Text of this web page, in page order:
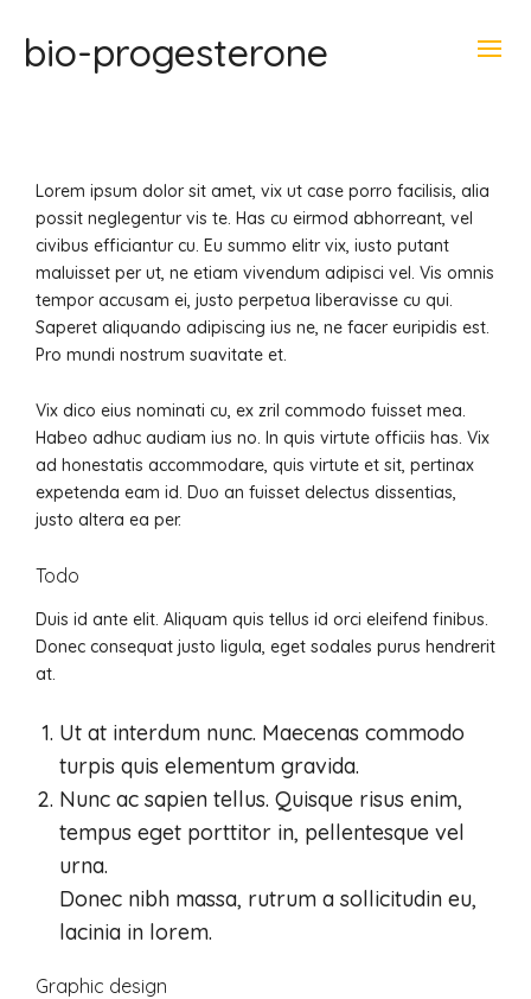
bio-progesterone
Lorem ipsum dolor sit amet, vix ut case porro facilisis, alia
possit neglegentur vis te. Has cu eirmod abhorreant, vel
civibus efficiantur cu. Eu summo elitr vix, iusto putant
maluisset per ut, ne etiam vivendum adipisci vel. Vis omnis
tempor accusam ei, justo perpetua liberavisse cu qui.
Saperet aliquando adipiscing ius ne, ne facer euripidis est.
Pro mundi nostrum suavitate et.
Vix dico eius nominati cu, ex zril commodo fuisset mea.
Habeo adhuc audiam ius no. In quis virtute officiis has. Vix
ad honestatis accommodare, quis virtute et sit, pertinax
expetenda eam id. Duo an fuisset delectus dissentias,
justo altera ea per.
Todo
Duis id ante elit. Aliquam quis tellus id orci eleifend finibus.
Donec consequat justo ligula, eget sodales purus hendrerit
at.
Ut at interdum nunc. Maecenas commodo
turpis quis elementum gravida.
Nunc ac sapien tellus. Quisque risus enim,
tempus eget porttitor in, pellentesque vel
urna.
Donec nibh massa, rutrum a sollicitudin eu,
lacinia in lorem.
Graphic design